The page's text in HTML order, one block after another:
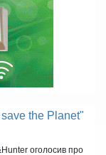
the Planet"
оголосив про